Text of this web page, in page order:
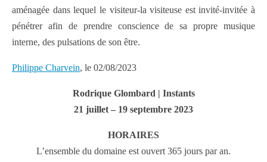
aménagée dans lequel le visiteur-la visiteuse est invité-invitée à
pénétrer afin de prendre conscience de sa propre musique
interne, des pulsations de son être.
Philippe Charvein, le 02/08/2023
Rodrique Glombard | Instants
21 juillet – 19 septembre 2023
HORAIRES
L’ensemble du domaine est ouvert 365 jours par an.